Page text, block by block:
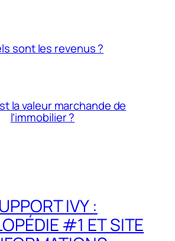
sont les revenus ?
la valeur marchande de
l’immobilier ?
IVY :
#1 ET SITE